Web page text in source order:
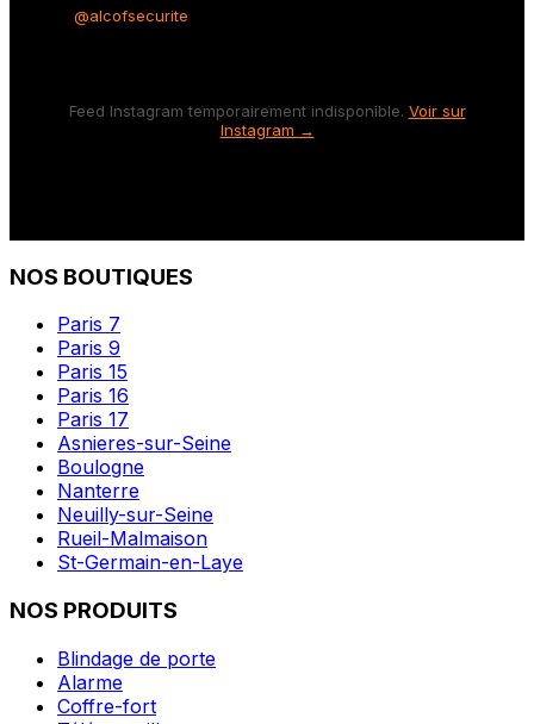
@alcofsecurite
Feed Instagram temporairement indisponible. Voir sur
Instagram →
NOS BOUTIQUES
Paris 7
Paris 9
Paris 15
Paris 16
Paris 17
Asnieres-sur-Seine
Boulogne
Nanterre
Neuilly-sur-Seine
Rueil-Malmaison
St-Germain-en-Laye
NOS PRODUITS
Blindage de porte
Alarme
Coffre-fort